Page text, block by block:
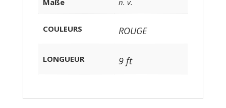
COULEURS ROUGE
LONGUEUR 9 ft